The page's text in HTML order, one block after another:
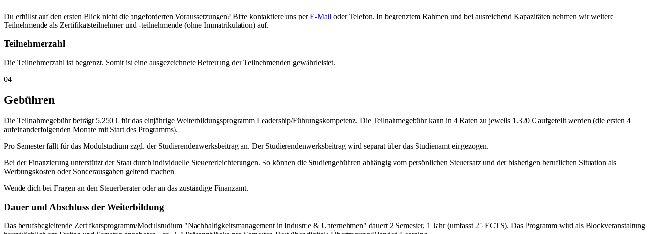
Du erfüllst auf den ersten Blick nicht die angeforderten Voraussetzungen? Bitte kontaktiere uns perE-Mail oder Telefon. In begrenztem Rahmen und bei ausreichend Kapazitäten nehmen wir weitere
Teilnehmende als Zertifikatsteilnehmer und -teilnehmende (ohne Immatrikulation) auf.
Teilnehmerzahl
Die Teilnehmerzahl ist begrenzt. Somit ist eine ausgezeichnete Betreuung der Teilnehmenden gewährleistet.
04
Gebühren
Die Teilnahmegebühr beträgt 5.250 € für das einjährige Weiterbildungsprogramm Leadership/Führungskompetenz. Die Teilnahmegebühr kann in 4 Raten zu jeweils 1.320 € aufgeteilt werden (die ersten 4
aufeinanderfolgenden Monate mit Start des Programms).
Pro Semester fällt für das Modulstudium zzgl. der Studierendenwerksbeitrag an. Der Studierendenwerksbeitrag wird separat über das Studienamt eingezogen.
Bei der Finanzierung unterstützt der Staat durch individuelle Steuererleichterungen. So können die Studiengebühren abhängig vom persönlichen Steuersatz und der bisherigen beruflichen Situation als
Werbungskosten oder Sonderausgaben geltend machen.
Wende dich bei Fragen an den Steuerberater oder an das zuständige Finanzamt.
Dauer und Abschluss der Weiterbildung
Das berufsbegleitende Zertifkatsprogramm/Modulstudium "Nachhaltigkeitsmanagement in Industrie & Unternehmen" dauert 2 Semester, 1 Jahr (umfasst 25 ECTS). Das Programm wird als Blockveranstaltung